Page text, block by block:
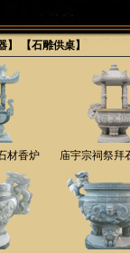
】 【石雕供桌】
材香炉 庙宇宗祠祭拜